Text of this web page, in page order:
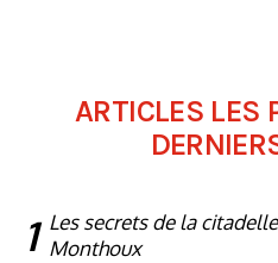
ARTICLES LES
1 Les secrets de la
Monthoux